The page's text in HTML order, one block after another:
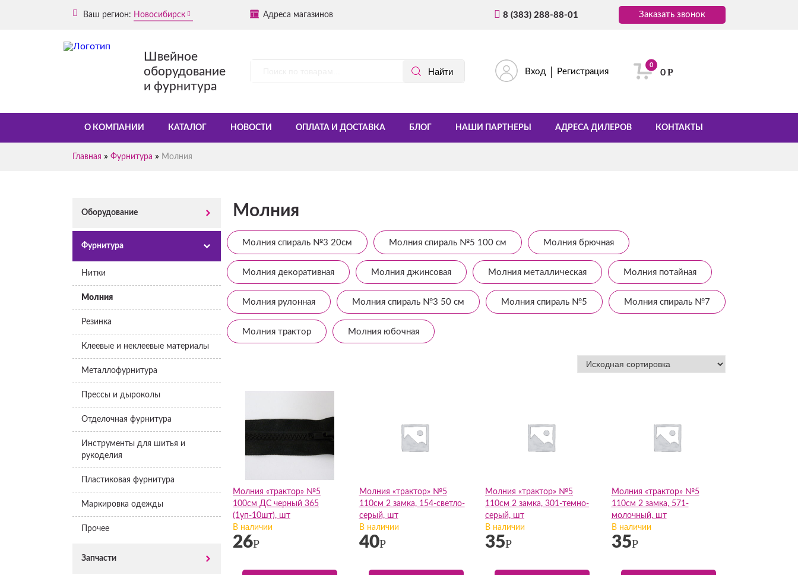
Ваш регион: Новосибирск Адреса магазинов 8 (383) 288-88-01 Заказать звонок
Швейное
оборудование
и фурнитура
Вход Регистрация
0
0Р
О КОМПАНИИ КАТАЛОГ НОВОСТИ ОПЛАТА И ДОСТАВКА БЛОГ НАШИ ПАРТНЕРЫ АДРЕСА ДИЛЕРОВ КОНТАКТЫ
Главная » Фурнитура » Молния
Оборудование
Фурнитура
Нитки
Молния
Резинка
Клеевые и неклеевые материалы
Металлофурнитура
Прессы и дыроколы
Отделочная фурнитура
Инструменты для шитья и
рукоделия
Пластиковая фурнитура
Маркировка одежды
Прочее
Запчасти
Молния
Молния спираль №3 20см Молния спираль №5 100 см Молния брючная
Молния декоративная Молния джинсовая Молния металлическая Молния потайная
Молния рулонная Молния спираль №3 50 см Молния спираль №5 Молния спираль №7
Молния трактор Молния юбочная
Молния «трактор» №5
100см ДС черный 365
(1уп-10шт), шт
В наличии
26Р
Молния «трактор» №5
110см 2 замка, 154-светло-
серый, шт
В наличии
40Р
Молния «трактор» №5
110см 2 замка, 301-темно-
серый, шт
В наличии
35Р
Молния «трактор» №5
110см 2 замка, 571-
молочный, шт
В наличии
35Р